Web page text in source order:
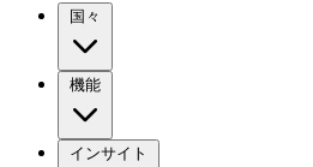
国々
機能
インサイト